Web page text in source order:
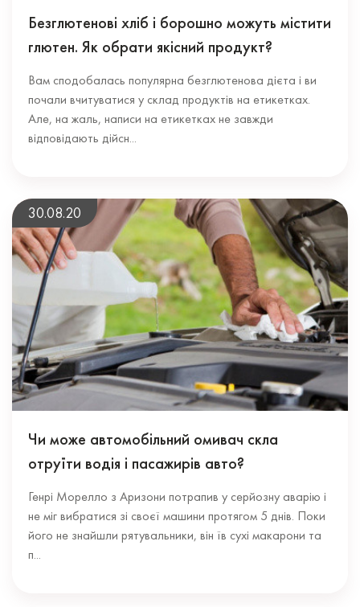
Безглютенові хліб і борошно можуть містити
глютен. Як обрати якісний продукт?
Вам сподобалась популярна безглютенова дієта і ви
почали вчитуватися у склад продуктів на етикетках.
Але, на жаль, написи на етикетках не завжди
відповідають дійсн...
30.08.20
Чи може автомобільний омивач скла
отруїти водія і пасажирів авто?
Генрі Морелло з Аризони потрапив у серйозну аварію і
не міг вибратися зі своєї машини протягом 5 днів. Поки
його не знайшли рятувальники, він їв сухі макарони та
п...